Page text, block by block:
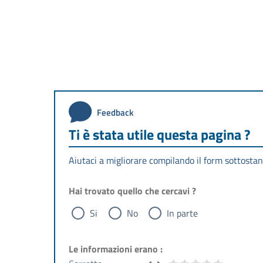
Feedback
Ti è stata utile questa pagina ?
Aiutaci a migliorare compilando il form
Hai trovato quello che cercavi ?
Si
No In parte
Le informazioni erano :